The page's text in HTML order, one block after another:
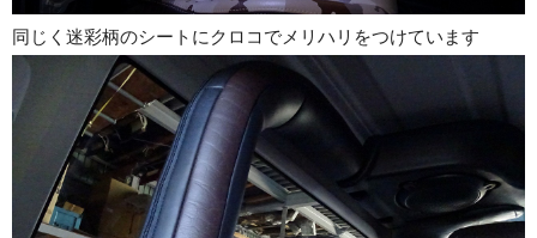
同じく迷彩柄のシートにクロコでメリハリをつけています